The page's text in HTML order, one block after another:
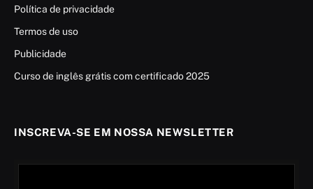
Política de privacidade
Termos de uso
Publicidade
Curso de inglês grátis com certificado 2025
INSCREVA-SE EM NOSSA NEWSLETTER